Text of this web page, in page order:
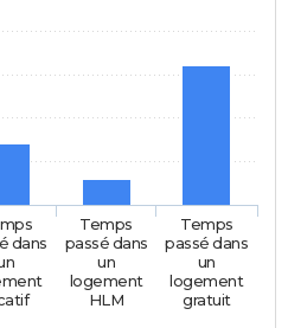
dans
Temps
passé dans
un
logement
HLM
Temps
passé dans
un
logement
gratuit